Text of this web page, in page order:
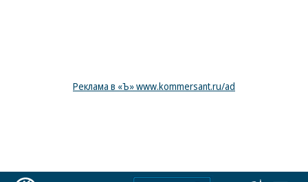
Реклама в «Ъ» www.kommersant.ru/ad